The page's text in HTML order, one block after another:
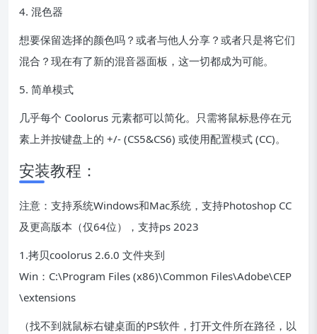
4. 混色器
想要保留选择的颜色吗？或者与他人分享？或者只是将它们
混合？现在有了新的混音器面板，这一切都成为可能。
5. 简单模式
几乎每个 Coolorus 元素都可以简化。只需将鼠标悬停在元
素上并按键盘上的 +/- (CS5&CS6) 或使用配置模式 (CC)。
安装教程：
注意：支持系统Windows和Mac系统，支持Photoshop CC
及更高版本（仅64位），支持ps 2023
1.拷贝coolorus 2.6.0 文件夹到
Win：C:\Program Files (x86)\Common Files\Adobe\CEP
\extensions
（找不到就鼠标右键桌面的PS软件，打开文件所在路径，以